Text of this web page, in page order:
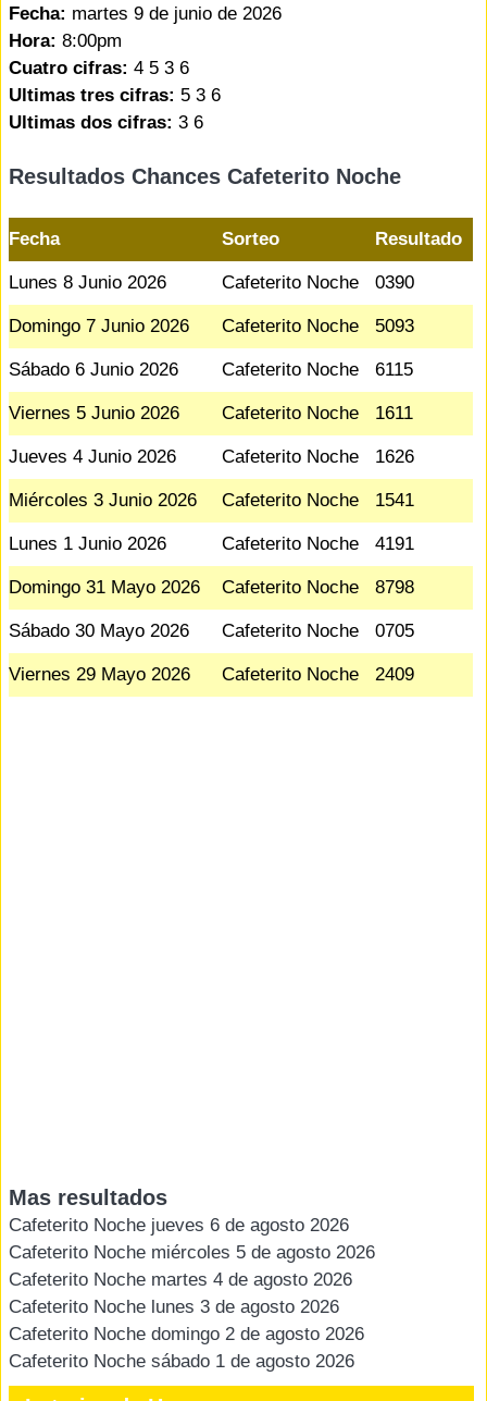
Fecha: martes 9 de junio de 2026
Hora: 8:00pm
Cuatro cifras: 4 5 3 6
Ultimas tres cifras: 5 3 6
Ultimas dos cifras: 3 6
Resultados Chances Cafeterito Noche
Fecha Sorteo Resultado
Lunes 8 Junio 2026 Cafeterito Noche 0390
Domingo 7 Junio 2026 Cafeterito Noche 5093
Sábado 6 Junio 2026 Cafeterito Noche 6115
Viernes 5 Junio 2026 Cafeterito Noche 1611
Jueves 4 Junio 2026 Cafeterito Noche 1626
Miércoles 3 Junio 2026 Cafeterito Noche 1541
Lunes 1 Junio 2026 Cafeterito Noche 4191
Domingo 31 Mayo 2026 Cafeterito Noche 8798
Sábado 30 Mayo 2026 Cafeterito Noche 0705
Viernes 29 Mayo 2026 Cafeterito Noche 2409
Mas resultados
Cafeterito Noche jueves 6 de agosto 2026
Cafeterito Noche miércoles 5 de agosto 2026
Cafeterito Noche martes 4 de agosto 2026
Cafeterito Noche lunes 3 de agosto 2026
Cafeterito Noche domingo 2 de agosto 2026
Cafeterito Noche sábado 1 de agosto 2026